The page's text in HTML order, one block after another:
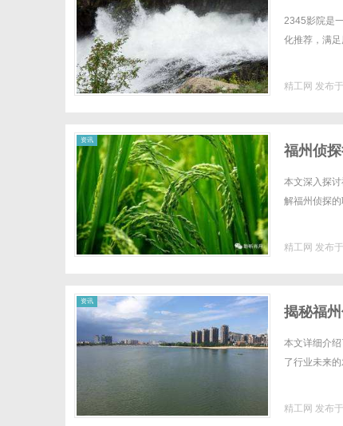
2345影院是
化推荐，满
精工网 发布
资讯
福州侦
本文深入探
解福州侦探
精工网 发布
资讯
揭秘福
本文详细介
了行业未来
精工网 发布